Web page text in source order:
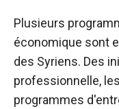
Plusieurs
économique sont
des Syriens. Des
professionnelle,
programmes